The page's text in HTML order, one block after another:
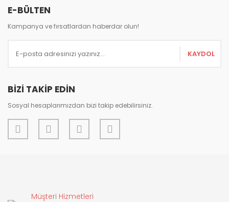
Ürün resmi kalitesiz, bozuk veya görüntülenemiyor.
Ürün açıklamasında eksik bilgiler bulunuyor.
Ürün fiyatı diğer sitelerden daha pahalı.
Gönder
E-BÜLTEN
Kampanya ve fırsatlardan haberdar olun!
KAYDOL
BİZİ TAKİP EDİN
Sosyal hesaplarımızdan bizi takip edebilirsiniz.
Müşteri Hizmetleri